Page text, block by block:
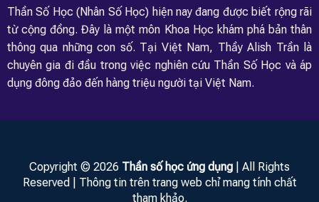
Thần Số Học (Nhân Số Học) hiện nay đang được biết rộng rãi
từ cộng đồng. Đây là một môn Khoa Học khám phá bản thân
thông qua những con số. Tại Việt Nam, Thầy Alish Trần là
chuyên gia đi đầu trong việc nghiên cứu Thần Số Học và áp
dụng đông đảo đến hàng triệu người tại Việt Nam.
Copyright © 2026 Thần số học ứng dụng | All Rights
Reserved | Thông tin trên trang web chỉ mang tính chất
tham khảo.